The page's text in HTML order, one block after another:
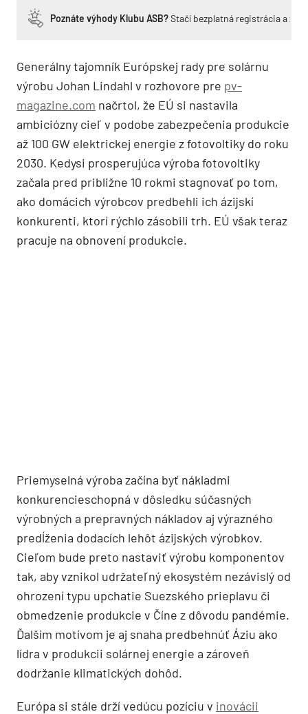
Poznáte výhody Klubu ASB?Stačí bezplatná registrácia a
Generálny tajomník Európskej rady pre solárnu
výrobu Johan Lindahl v rozhovore pre pv-
magazine.com načrtol, že EÚ si nastavila
ambiciózny cieľ v podobe zabezpečenia produkcie
až 100 GW elektrickej energie z fotovoltiky do roku
2030. Kedysi prosperujúca výroba fotovoltiky
začala pred približne 10 rokmi stagnovať po tom,
ako domácich výrobcov predbehli ich ázijskí
konkurenti, ktorí rýchlo zásobili trh. EÚ však teraz
pracuje na obnovení produkcie.
Priemyselná výroba začína byť nákladmi
konkurencieschopná v dôsledku súčasných
výrobných a prepravných nákladov aj výrazného
predĺženia dodacích lehôt ázijských výrobkov.
Cieľom bude preto nastaviť výrobu komponentov
tak, aby vznikol udržateľný ekosystém nezávislý od
ohrození typu upchatie Suezského prieplavu či
obmedzenie produkcie v Číne z dôvodu pandémie.
Ďalším motívom je aj snaha predbehnúť Áziu ako
lídra v produkcii solárnej energie a zároveň
dodržanie klimatických dohôd.
Európa si stále drží vedúcu pozíciu v inovácii